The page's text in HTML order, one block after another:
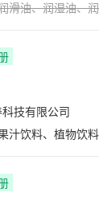
滑油、润湿油、
技有限公司
饮料、植物饮料、